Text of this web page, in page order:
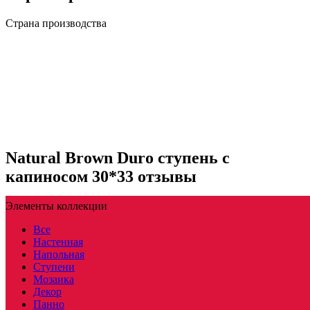
Страна производства
Natural Brown Duro ступень с
капиносом 30*33 отзывы
Элементы коллекции
Все
Настенная
Напольная
Ступени
Мозаика
Декор
Панно